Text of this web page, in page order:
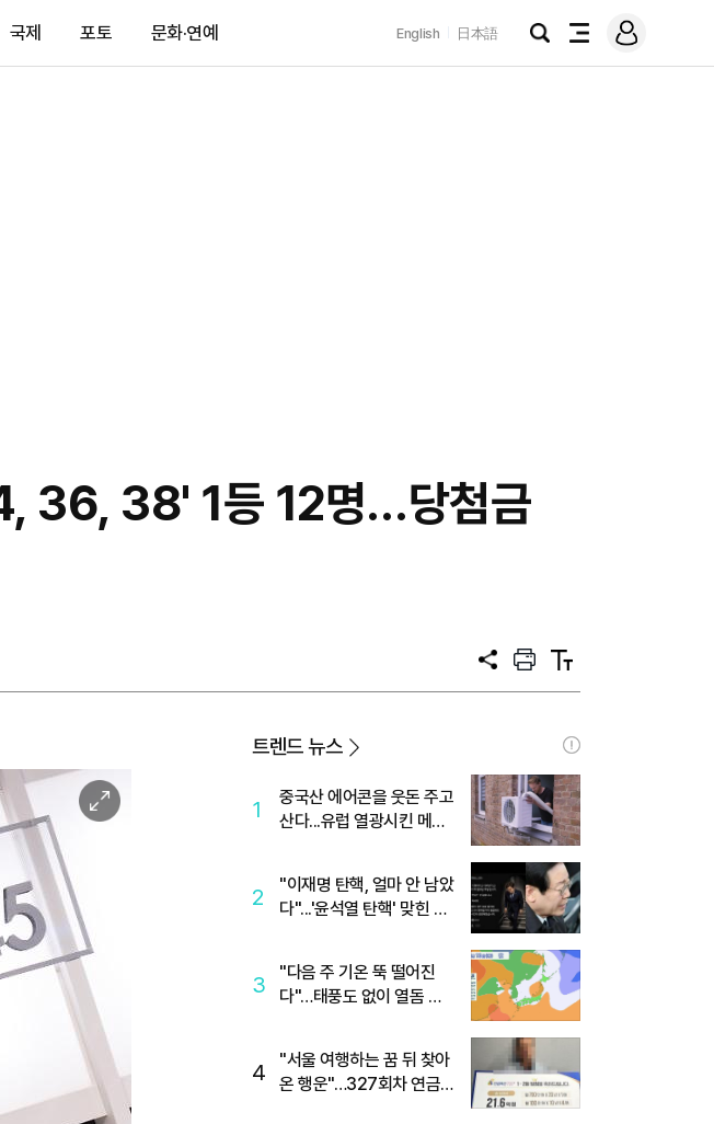
국제 포토 문화·연예 English 日本語
검
전
메
그
36, 38' 1등 12명…당첨금
공
프
트
텍
트
이
미
대
트렌드 뉴스
1
중국산 에어콘을 웃돈 주고
산다...유럽 열광시킨 메이
2
"이재명 탄핵, 얼마 안 남았
다"...'윤석열 탄핵' 맞힌 무
3
"다음 주 기온 뚝 떨어진
다"…태풍도 없이 열돔 박
4
"서울 여행하는 꿈 뒤 찾아
온 행운"…327회차 연금